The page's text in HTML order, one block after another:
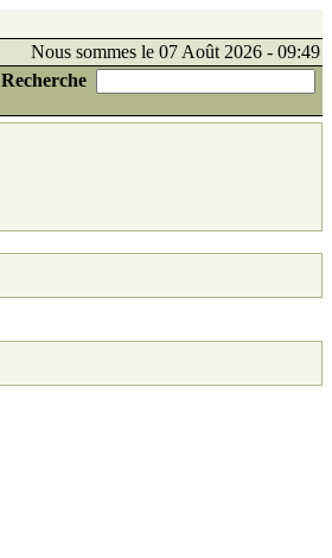
Nous sommes le 07 Août 2026 - 09:49
Recherche